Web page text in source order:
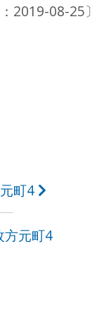
：2019-08-25〕
町4
方元町4